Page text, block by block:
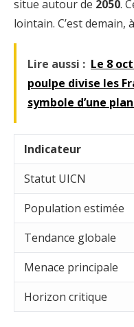
situe autour de 2050.
lointain. C’est demain,
Lire aussi : Le 8
poulpe divise les
symbole d’une
Indicateur
Statut UICN
Population estimée
Tendance globale
Menace principale
Horizon critique